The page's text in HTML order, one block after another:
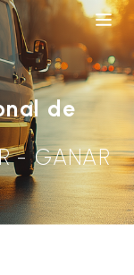
de
- GANAR